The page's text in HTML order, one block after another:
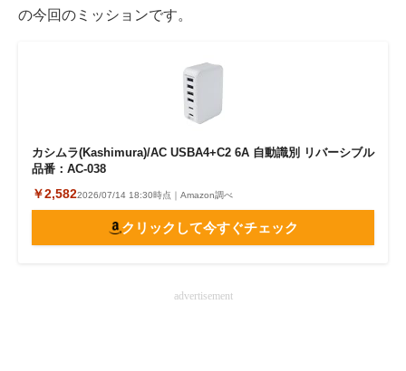
の今回のミッションです。
カシムラ(Kashimura)/AC USBA4+C2 6A 自動識別 リバーシブル
品番：AC-038
￥2,5822026/07/14 18:30時点｜Amazon調べ
クリックして今すぐチェック
advertisement